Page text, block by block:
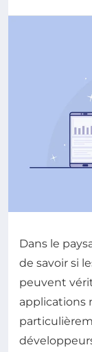
Dans le
de savoir si
peuvent
applications